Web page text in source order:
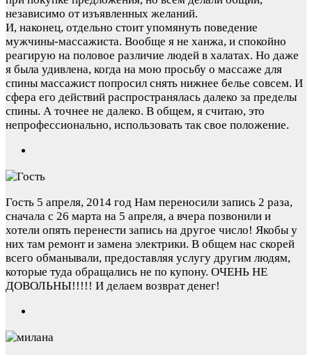
независимо от изъявленных желаний.
И, наконец, отдельно стоит упомянуть поведение
мужчины-массажиста. Вообще я не ханжа, и спокойно
реагирую на половое различие людей в халатах. Но даже
я была удивлена, когда на мою просьбу о массаже для
спины массажист попросил снять нижнее белье совсем. И
сфера его действий распространялась далеко за пределы
спины. А точнее не далеко. В общем, я считаю, это
непрофессионально, использовать так свое положение.
Гость 5 апреля, 2014 год Нам переносили запись 2 раза,
сначала с 26 марта на 5 апреля, а вчера позвонили и
хотели опять перенести запись на другое число! Якобы у
них там ремонт и замена электрики. В общем нас скорей
всего обманывали, предоставляя услугу другим людям,
которые туда обращались не по купону. ОЧЕНЬ НЕ
ДОВОЛЬНЫ!!!!! И делаем возврат денег!